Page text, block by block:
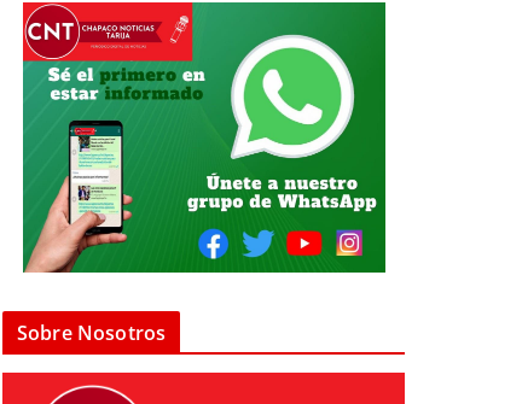
Sobre Nosotros